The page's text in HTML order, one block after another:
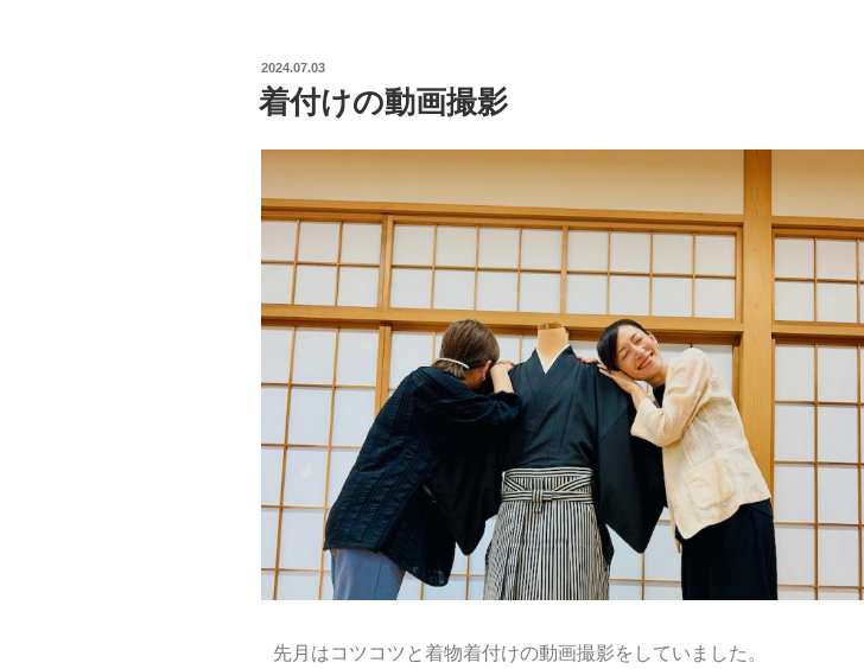
2024.07.03
着付けの動画撮影
先月はコツコツと着物着付けの動画撮影をしていました。